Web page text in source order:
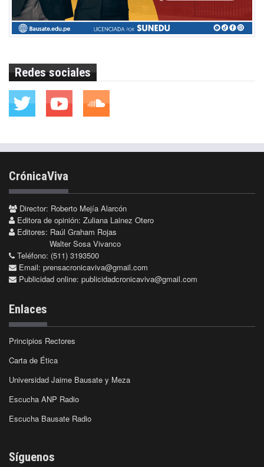
Redes sociales
CrónicaViva
Director: Roberto Mejía Alarcón
Editora de opinión: Zuliana Lainez Otero
Editores: Raúl Graham Rojas
Walter Sosa Vivanco
Teléfono: (511) 3193500
Email: prensacronicaviva@gmail.com
Publicidad online: publicidadcronicaviva@gmail.com
Enlaces
Principios Rectores
Carta de Ética
Universidad Jaime Bausate y Meza
Escucha ANP Radio
Escucha Bausate Radio
Síguenos